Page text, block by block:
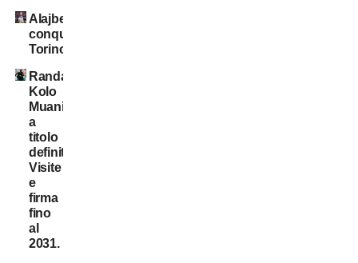
Alajbegovic
conquista
Torino
Randal
Kolo
Muani:
a
titolo
definitivo!
Visite
e
firma
fino
al
2031.